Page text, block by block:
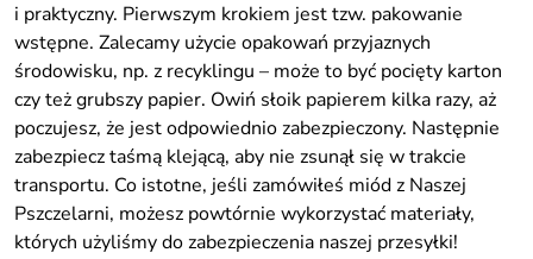
i praktyczny. Pierwszym krokiem jest tzw. pakowanie
wstępne. Zalecamy użycie opakowań przyjaznych
środowisku, np. z recyklingu – może to być pocięty karton
czy też grubszy papier. Owiń słoik papierem kilka razy, aż
poczujesz, że jest odpowiednio zabezpieczony. Następnie
zabezpiecz taśmą klejącą, aby nie zsunął się w trakcie
transportu. Co istotne, jeśli zamówiłeś miód z Naszej
Pszczelarni, możesz powtórnie wykorzystać materiały,
których użyliśmy do zabezpieczenia naszej przesyłki!